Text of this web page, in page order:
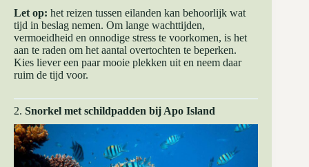
Let op: het reizen tussen eilanden kan behoorlijk wat
tijd in beslag nemen. Om lange wachttijden,
vermoeidheid en onnodige stress te voorkomen, is het
aan te raden om het aantal overtochten te beperken.
Kies liever een paar mooie plekken uit en neem daar
ruim de tijd voor.
2. Snorkel met schildpadden bij Apo Island